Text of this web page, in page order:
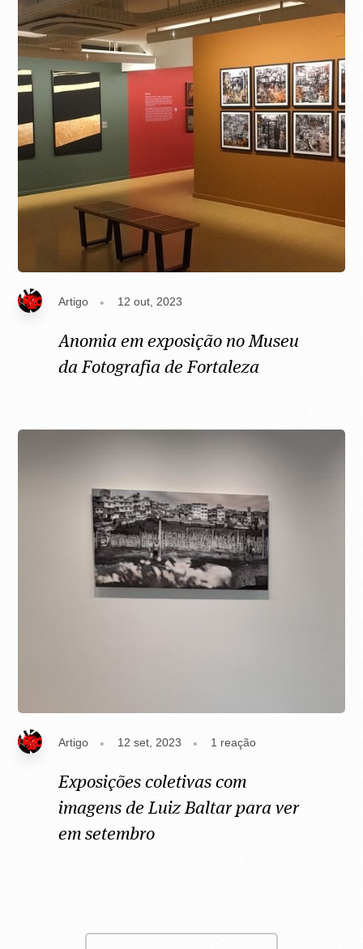
Artigo 12 out, 2023
Anomia em exposição no Museu
da Fotografia de Fortaleza
Artigo 12 set, 2023 1 reação
Exposições coletivas com
imagens de Luiz Baltar para ver
em setembro